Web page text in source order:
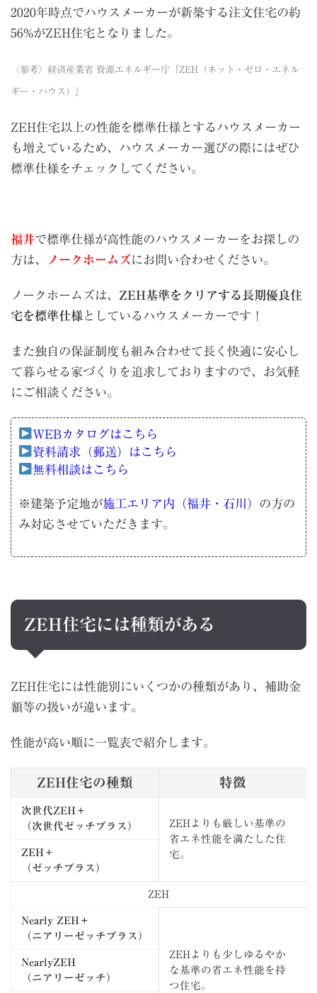
2020年時点でハウスメーカーが新築する注文住宅の約
56%がZEH住宅となりました。
〈参考〉 経済産業省 資源エネルギー庁『ZEH（ネット・ゼロ・エネル
ギー・ハウス）』
ZEH住宅以上の性能を標準仕様とするハウスメーカー
も増えているため、ハウスメーカー選びの際にはぜひ
標準仕様をチェックしてください。
福井で標準仕様が高性能のハウスメーカーをお探しの
方は、
ノークホームズにお問い合わせください。
ノークホームズは、 ZEH基準をクリアする長期優良住
宅を標準仕様としているハウスメーカーです！
また独自の保証制度も組み合わせて長く快適に安心し
て暮らせる家づくりを追求しておりますので、お気軽
にご相談ください。
WEBカタログはこちら
資料請求（郵送）はこちら
無料相談はこちら
※建築予定地が施工エリア内（福井・石川） の方の
み対応させていただきます。
ZEH住宅には種類がある
ZEH住宅には性能別にいくつかの種類があり、補助金
額等の扱いが違います。
性能が高い順に一覧表で紹介します。
ZEH住宅の種類 特徴
次世代ZEH＋
（次世代ゼッチプラス）
ZEHよりも厳しい基準の
省エネ性能を満たした住
宅。
ZEH＋
（ゼッチプラス）
ZEH
Nearly ZEH＋
（ニアリーゼッチプラス）
ZEHよりも少しゆるやか
な基準の省エネ性能を持
つ住宅。
NearlyZEH
（ニアリーゼッチ）